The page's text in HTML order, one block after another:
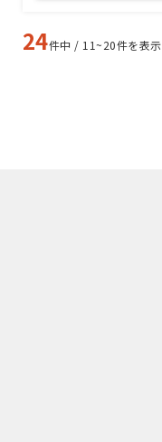
24件中 / 11~20件を表示